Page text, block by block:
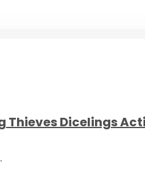
Thieves Dicelings